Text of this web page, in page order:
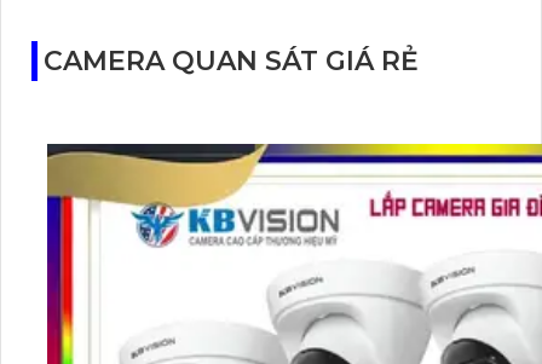
CAMERA QUAN SÁT GIÁ RẺ